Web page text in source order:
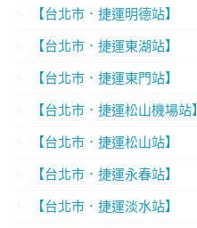
【台北市．捷運明德站】
【台北市．捷運東湖站】
【台北市．捷運東門站】
【台北市．捷運松山機場站】
【台北市．捷運松山站】
【台北市．捷運永春站】
【台北市．捷運淡水站】